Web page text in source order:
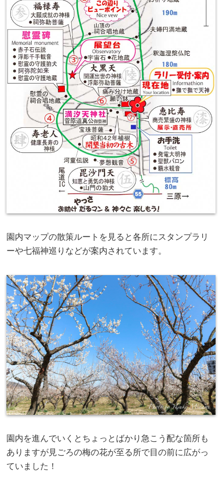
園内マップの散策ルートを見ると各所にスタンプラリ
ーや七福神巡りなどが案内されています。
園内を進んでいくとちょっとばかり急こう配な箇所も
ありますが見ごろの梅の花が至る所で目の前に広がっ
ていました！